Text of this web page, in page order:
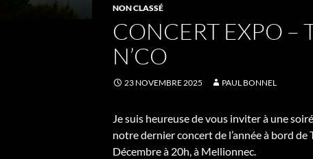
NON CLASSÉ
CONCERT EXPO –
N’CO
23 NOVEMBRE 2025 PAUL BONNEL
Je suis heureuse de vous inviter à une
notre dernier concert de l’année à bord de
Décembre à 20h, à Mellionnec.